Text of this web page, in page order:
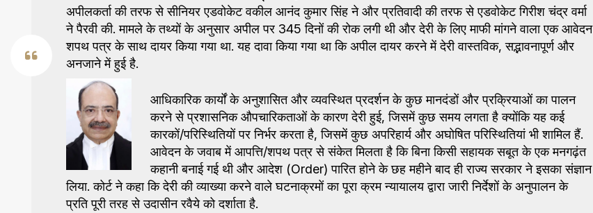
अपीलकर्ता की तरफ से सीनियर एडवोकेट वकील आनंद कुमार सिंह ने और प्रतिवादी की तरफ से एडवोकेट गिरीश चंद्र वर्मा
ने पैरवी की. मामले के तथ्यों के अनुसार अपील पर 345 दिनों की रोक लगी थी और देरी के लिए माफी मांगने वाला एक आवेदन
शपथ पत्र के साथ दायर किया गया था. यह दावा किया गया था कि अपील दायर करने में देरी वास्तविक, सद्भावनापूर्ण और
अनजाने में हुई है.
आधिकारिक कार्यों के अनुशासित और व्यवस्थित प्रदर्शन के कुछ मानदंडों और प्रक्रियाओं का पालन
करने से प्रशासनिक औपचारिकताओं के कारण देरी हुई, जिसमें कुछ समय लगता है क्योंकि यह कई
कारकों/परिस्थितियों पर निर्भर करता है, जिसमें कुछ अपरिहार्य और अघोषित परिस्थितियां भी शामिल हैं.
आवेदन के जवाब में आपत्ति/शपथ पत्र से संकेत मिलता है कि बिना किसी सहायक सबूत के एक मनगढ़ंत
कहानी बनाई गई थी और आदेश (Order) पारित होने के छह महीने बाद ही राज्य सरकार ने इसका संज्ञान
लिया. कोर्ट ने कहा कि देरी की व्याख्या करने वाले घटनाक्रमों का पूरा क्रम न्यायालय द्वारा जारी निर्देशों के अनुपालन के
प्रति पूरी तरह से उदासीन रवैये को दर्शाता है.